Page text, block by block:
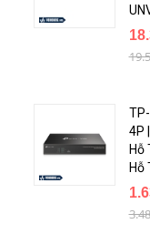
4P
Hỗ
Hỗ